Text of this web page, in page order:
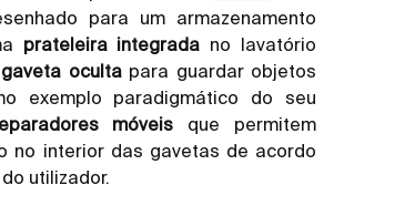
para um armazenamento
prateleira integrada no lavatório
gaveta ocultapara guardar objetos
exemplo paradigmático do seu
móveis que permitem
no interior das gavetas de acordo
utilizador.